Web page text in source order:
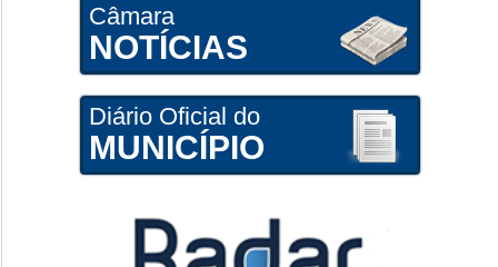
Câmara
NOTÍCIAS
Diário Oficial do
MUNICÍPIO